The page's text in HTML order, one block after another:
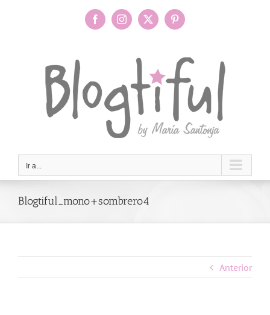
FacebookInstagram
X Pinterest
Ir a...
Blogtiful_mono+sombrero4
Anterior